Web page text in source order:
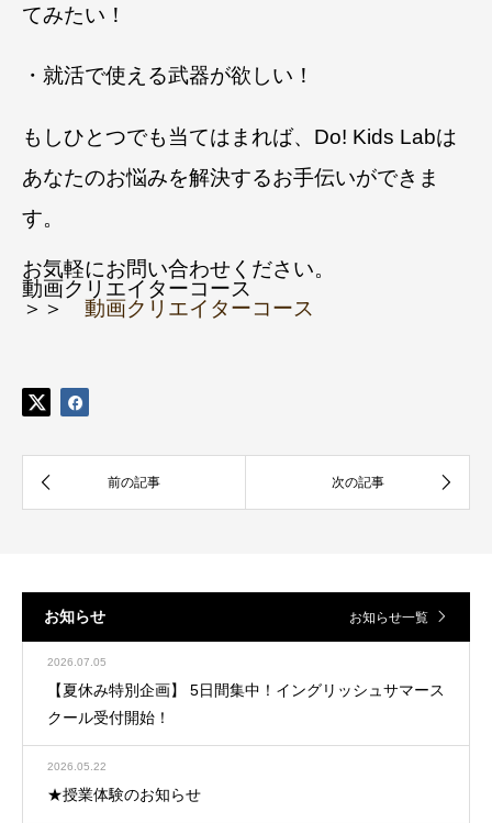
てみたい！
・就活で使える武器が欲しい！
もしひとつでも当てはまれば、Do! Kids Labは
あなたのお悩みを解決するお手伝いができま
す。
お気軽にお問い合わせください。
動画クリエイターコース
＞＞ 動画クリエイターコース
お知らせ お知らせ一覧
2026.07.05
【夏休み特別企画】 5日間集中！イングリッシュサマース
クール受付開始！
2026.05.22
★授業体験のお知らせ